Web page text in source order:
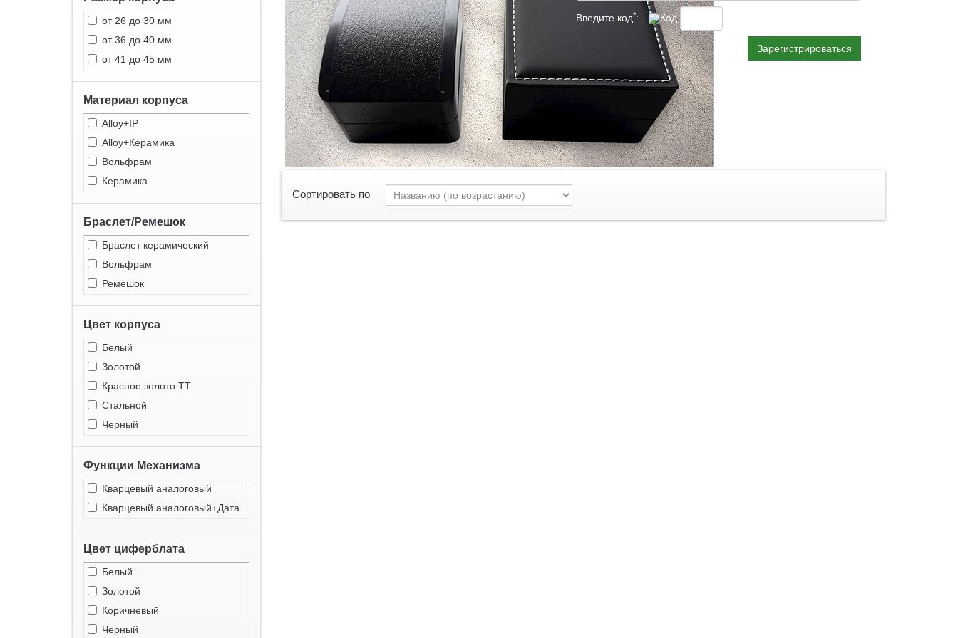
от 26 до 30 мм
от 36 до 40 мм
от 41 до 45 мм
Материал корпуса
Alloy+IP
Alloy+Керамика
Вольфрам
Керамика
Браслет/Ремешок
Браслет керамический
Вольфрам
Ремешок
Цвет корпуса
Белый
Золотой
Красное золото ТТ
Стальной
Черный
Функции Механизма
Кварцевый аналоговый
Кварцевый аналоговый+Дата
Цвет циферблата
Белый
Золотой
Коричневый
Черный
Сортировать по
Введите код*:
Зарегистрироваться